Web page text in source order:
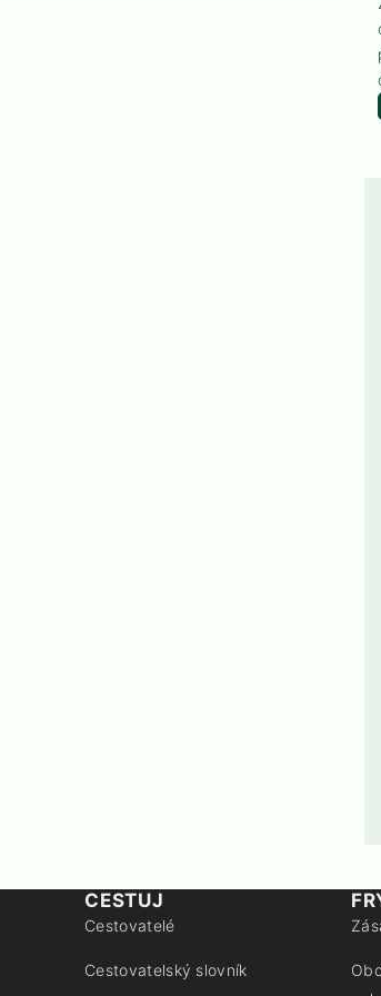
CESTUJ
Cestovatelé
Cestovatelský slovník